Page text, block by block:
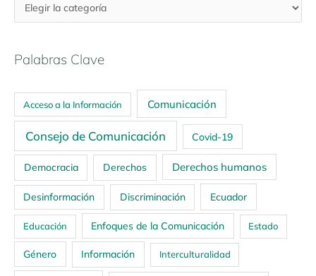
Palabras Clave
Acceso a la Información Comunicación
Consejo de Comunicación Covid-19
Democracia Derechos Derechos humanos
Desinformación Discriminación Ecuador
Educación Enfoques de la Comunicación Estado
Género Información Interculturalidad